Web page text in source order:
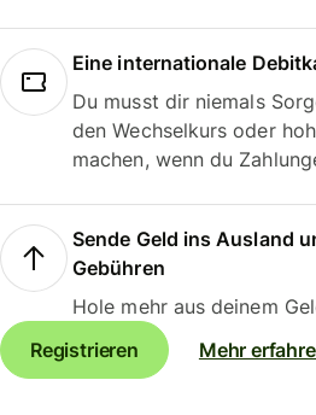
Eine internationale
Du musst dir niemals
den Wechselkurs oder
machen, wenn du
Sende Geld ins Ausland
Gebühren
Hole mehr aus deinem
Registrieren
Mehr